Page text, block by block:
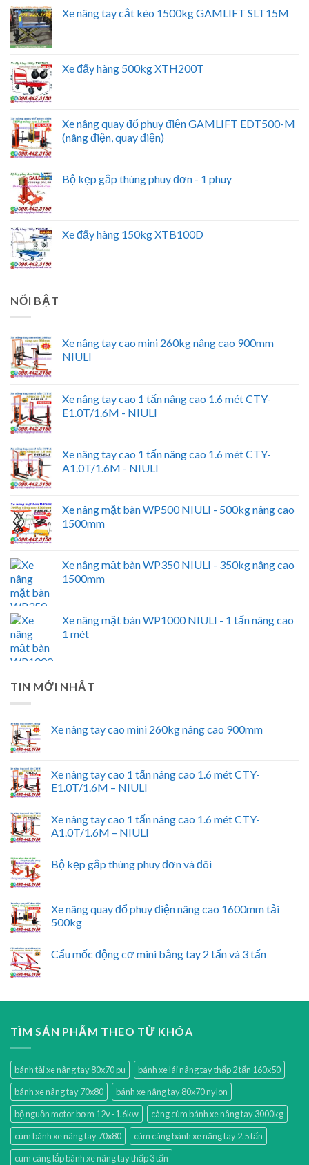
Xe nâng tay cắt kéo 1500kg GAMLIFT SLT15M
Xe đẩy hàng 500kg XTH200T
Xe nâng quay đổ phuy điện GAMLIFT EDT500-M
(nâng điện, quay điện)
Bộ kẹp gắp thùng phuy đơn - 1 phuy
Xe đẩy hàng 150kg XTB100D
NỔI BẬT
Xe nâng tay cao mini 260kg nâng cao 900mm
NIULI
Xe nâng tay cao 1 tấn nâng cao 1.6 mét CTY-
E1.0T/1.6M - NIULI
Xe nâng tay cao 1 tấn nâng cao 1.6 mét CTY-
A1.0T/1.6M - NIULI
Xe nâng mặt bàn WP500 NIULI - 500kg nâng cao
1500mm
Xe nâng mặt bàn WP350 NIULI - 350kg nâng cao
1500mm
Xe nâng mặt bàn WP1000 NIULI - 1 tấn nâng cao
1 mét
TIN MỚI NHẤT
Xe nâng tay cao mini 260kg nâng cao 900mm
Xe nâng tay cao 1 tấn nâng cao 1.6 mét CTY-
E1.0T/1.6M – NIULI
Xe nâng tay cao 1 tấn nâng cao 1.6 mét CTY-
A1.0T/1.6M – NIULI
Bộ kẹp gắp thùng phuy đơn và đôi
Xe nâng quay đổ phuy điện nâng cao 1600mm tải
500kg
Cẩu mốc động cơ mini bằng tay 2 tấn và 3 tấn
TÌM SẢN PHẨM THEO TỪ KHÓA
bánh tải xe nâng tay 80x70 pu
bánh xe lái nâng tay thấp 2 tấn 160x50
bánh xe nâng tay 70x80
bánh xe nâng tay 80x70 nylon
bộ nguồn motor bơm 12v -1.6kw
càng cùm bánh xe nâng tay 3000kg
cùm bánh xe nâng tay 70x80
cùm càng bánh xe nâng tay 2.5 tấn
cùm càng lắp bánh xe nâng tay thấp 3 tấn